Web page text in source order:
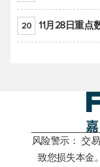
20 11月28日重点
风险警示： 交
致您损失本金